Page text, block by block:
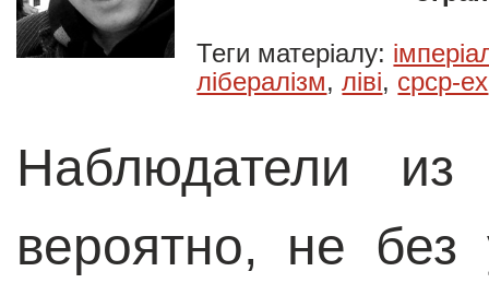
Теги матеріалу:
лібералізм,ліві, срср-ex
Наблюдатели из
вероятно, не без